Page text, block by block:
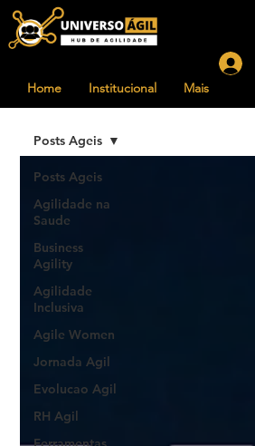
Home Institucional Mais
Posts Ageis
Agilidade na
Saude
Business
Agility
Agilidade
Inclusiva
Agile Women
Jornada Agil
Evolucao Agil
RH Agil
Posts Ageis